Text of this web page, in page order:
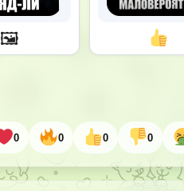
🖼
0 0 0 0